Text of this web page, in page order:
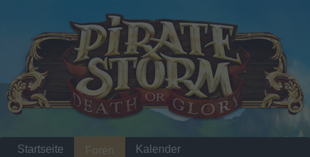
Startseite Foren Kalender